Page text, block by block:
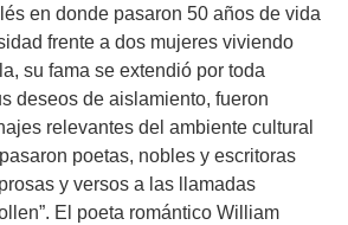
en donde pasaron 50 años de vida
frente a dos mujeres viviendo
su fama se extendió por toda
deseos de aislamiento, fueron
relevantes del ambiente cultural
poetas, nobles y escritoras
y versos a las llamadas
El poeta romántico William